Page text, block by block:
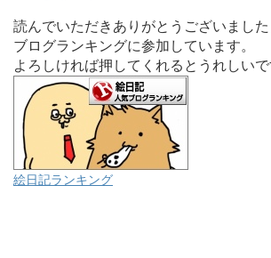
読んでいただきありがとうございました
ブログランキングに参加しています。
よろしければ押してくれるとうれしいで
絵日記ランキング